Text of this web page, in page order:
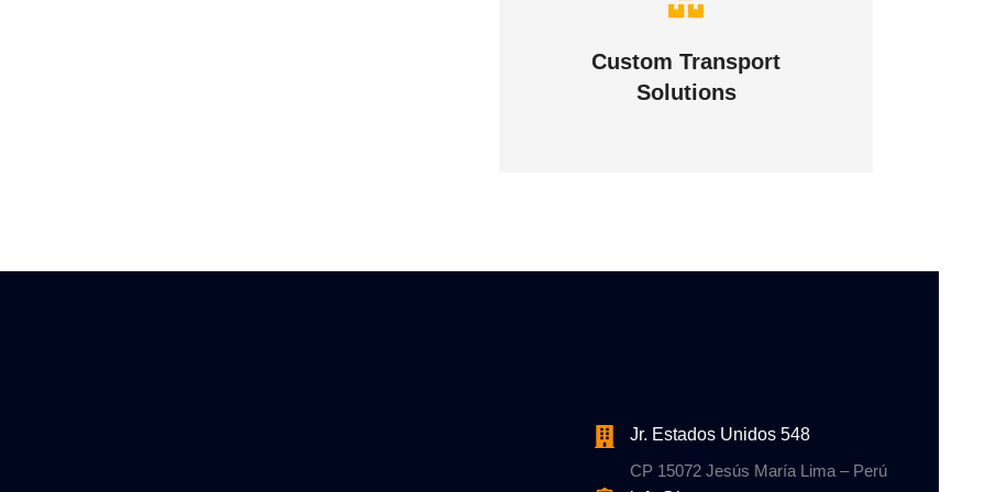
Custom Transport
Solutions
VIEW DETAILS
Jr. Estados Unidos 548
CP 15072 Jesús María Lima – Perú